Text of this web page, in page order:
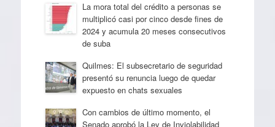
La mora total del crédito a personas se
multiplicó casi por cinco desde fines de
2024 y acumula 20 meses consecutivos
de suba
Quilmes: El subsecretario de seguridad
presentó su renuncia luego de quedar
expuesto en chats sexuales
Con cambios de último momento, el
Senado aprobó la Ley de Inviolabilidad